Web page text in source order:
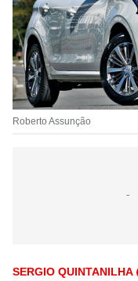
Roberto Assunção
SERGIO QUINTANILHA